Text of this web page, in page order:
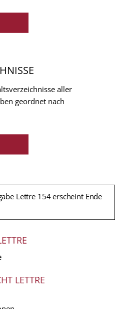
aller
geordnet nach
Lettre 154 erscheint Ende
LETTRE